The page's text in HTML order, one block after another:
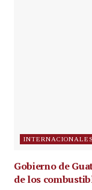
INTERNACIONALES
Gobierno de
de los